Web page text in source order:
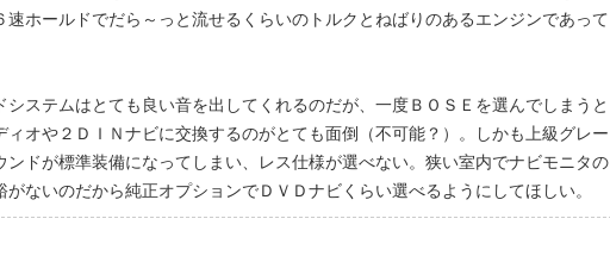
速ホールドでだら～っと流せるくらいのトルクとねばりのあるエンジンであって
ステムはとても良い音を出してくれるのだが、一度ＢＯＳＥを選んでしまうと
ィオや２ＤＩＮナビに交換するのがとても面倒（不可能？）。しかも上級グレー
ンドが標準装備になってしまい、レス仕様が選べない。狭い室内でナビモニタの
がないのだから純正オプションでＤＶＤナビくらい選べるようにしてほしい。